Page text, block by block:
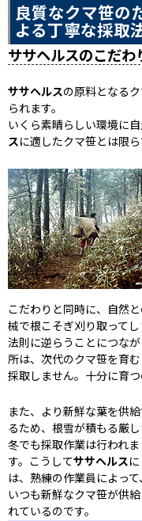
良質なクマ笹の
よる丁寧な採取
ササヘルスのこだわ
ササヘルスの原料となる
られます。
いくら素晴らしい環境に
スに適したクマ笹とは限ら
こだわりと同時に、自然
械で根こそぎ刈り取って
法則に逆らうことにつな
所は、次代のクマ笹を育
採取しません。十分に育つ
また、より新鮮な葉を供
るため、根雪が積もる厳
冬でも採取作業は行われま
す。こうしてササヘルスに
は、熟練の作業員によって、
いつも新鮮なクマ笹が供
れているのです。